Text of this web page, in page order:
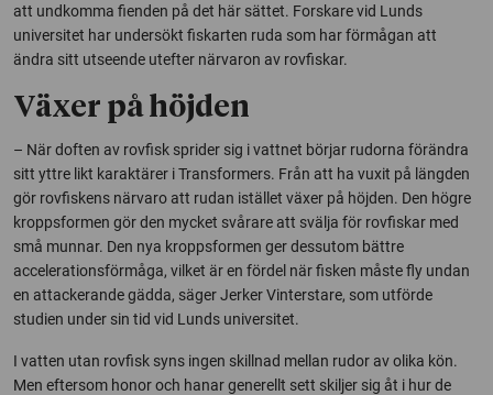
att undkomma fienden på det här sättet. Forskare vid Lunds
universitet har undersökt fiskarten ruda som har förmågan att
ändra sitt utseende utefter närvaron av rovfiskar.
Växer på höjden
– När doften av rovfisk sprider sig i vattnet börjar rudorna förändra
sitt yttre likt karaktärer i Transformers. Från att ha vuxit på längden
gör rovfiskens närvaro att rudan istället växer på höjden. Den högre
kroppsformen gör den mycket svårare att svälja för rovfiskar med
små munnar. Den nya kroppsformen ger dessutom bättre
accelerationsförmåga, vilket är en fördel när fisken måste fly undan
en attackerande gädda, säger Jerker Vinterstare, som utförde
studien under sin tid vid Lunds universitet.
I vatten utan rovfisk syns ingen skillnad mellan rudor av olika kön.
Men eftersom honor och hanar generellt sett skiljer sig åt i hur de